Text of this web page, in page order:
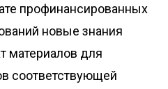
профинансированных
новые знания
материалов для
соответствующей